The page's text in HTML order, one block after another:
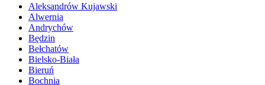
Aleksandrów Kujawski
Alwernia
Andrychów
Będzin
Bełchatów
Bielsko-Biała
Bieruń
Bochnia